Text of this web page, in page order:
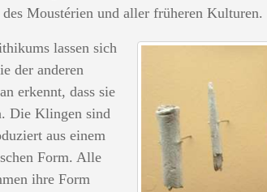
Moustérien und aller früheren Kulturen.
lassen sich
der anderen
erkennt, dass sie
Die Klingen sind
aus einem
Form. Alle
ihre Form